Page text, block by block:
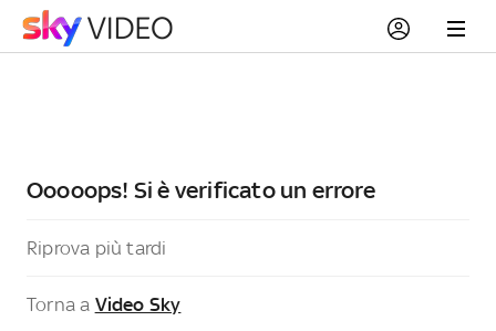
Ooooops! Si è verificato un errore
Riprova più tardi
Torna a Video Sky